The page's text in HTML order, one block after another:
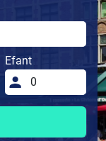
Efant